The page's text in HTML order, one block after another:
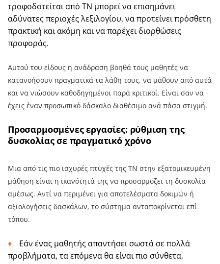
τροφοδοτείται από ΤΝ μπορεί να επισημάνει
αδύνατες περιοχές λεξιλογίου, να προτείνει πρόσθετη
πρακτική και ακόμη και να παρέχει διορθώσεις
προφοράς.
Αυτού του είδους η ανάδραση βοηθά τους μαθητές να
κατανοήσουν πραγματικά τα λάθη τους, να μάθουν από αυτά
και να νιώσουν καθοδηγημένοι παρά κριτικοί. Είναι σαν να
έχεις έναν προσωπικό δάσκαλο διαθέσιμο ανά πάσα στιγμή.
Προσαρμοσμένες εργασίες: ρύθμιση της
δυσκολίας σε πραγματικό χρόνο
Μια από τις πιο ισχυρές πτυχές της ΤΝ στην εξατομικευμένη
μάθηση είναι η ικανότητά της να προσαρμόζει τη δυσκολία
αμέσως. Αντί να περιμένει για αποτελέσματα δοκιμών ή
αξιολογήσεις δασκάλων, το σύστημα ανταποκρίνεται επί
τόπου.
Εάν ένας μαθητής απαντήσει σωστά σε πολλά
προβλήματα, τα επόμενα θα είναι πιο σύνθετα,